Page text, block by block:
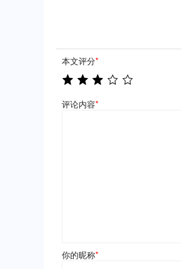
本文评分*
评论内容*
你的昵称*